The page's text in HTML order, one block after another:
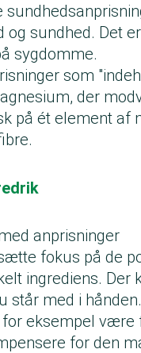
sundhed. Det
sygdomme.
som
der
på ét element
anprisninger
fokus på de
ingrediens.
står med i hånden.
eksempel
for den